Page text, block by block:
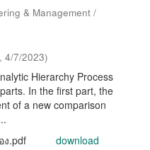
& Management /
, 4/7/2023)
Hierarchy Process
In the first part, the
of a new comparison
ง.pdf download